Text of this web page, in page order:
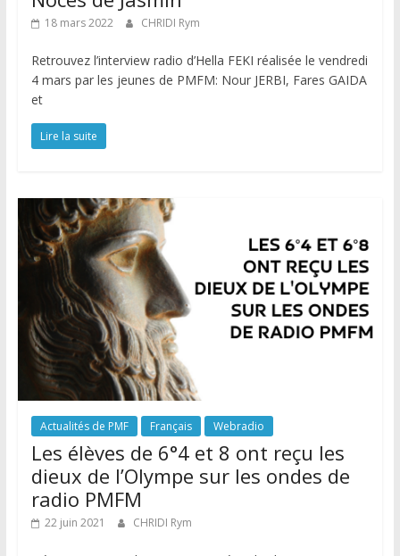
18 mars 2022 CHRIDI Rym
Retrouvez l’interview radio d’Hella FEKI réalisée le vendredi
4 mars par les jeunes de PMFM: Nour JERBI, Fares GAIDA
et
Lire la suite
Actualités de PMF Français Webradio
Les élèves de 6°4 et 8 ont reçu les
dieux de l’Olympe sur les ondes de
radio PMFM
22 juin 2021 CHRIDI Rym